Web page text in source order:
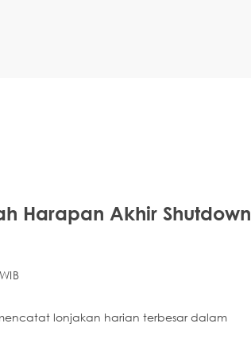
Harapan Akhir Shutdown
lonjakan harian terbesar dalam